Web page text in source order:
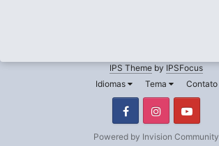
IPS Theme by IPSFocus
Idiomas
Tema Contato
FacebookInstagram
Powered by Invision Community